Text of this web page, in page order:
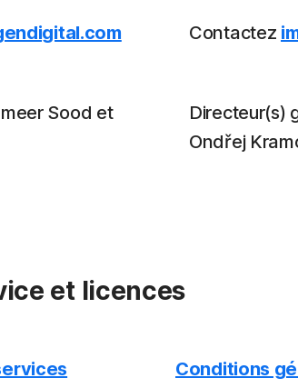
Sood et
Contactez
Directeur(s)
Ondřej
et licences
Conditions